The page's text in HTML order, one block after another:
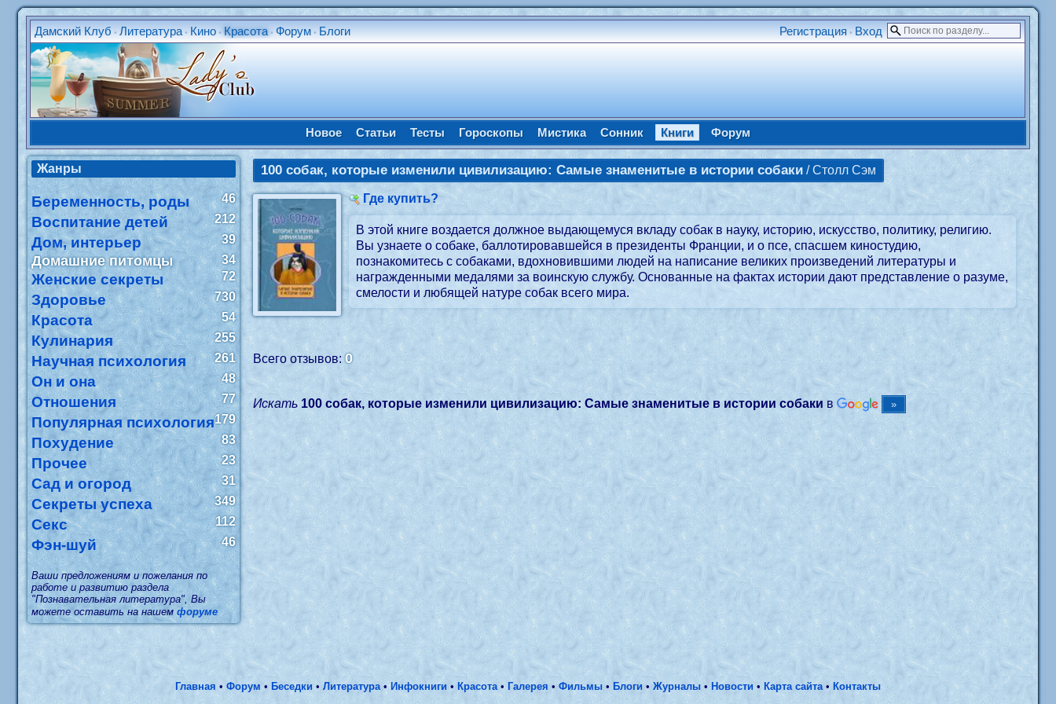
Дамский Клуб •Литература • Кино •Красота •Форум • Блоги Регистрация • Вход
Новое Статьи Тесты Гороскопы Мистика Сонник Книги Форум
Жанры
Беременность, роды 46
Воспитание детей 212
Дом, интерьер 39
Домашние питомцы 34
Женские секреты 72
Здоровье 730
Красота 54
Кулинария 255
Научная психология 261
Он и она 48
Отношения 77
Популярная психология179
Похудение 83
Прочее 23
Сад и огород 31
Секреты успеха 349
Секс 112
Фэн-шуй 46
Ваши предложениям и пожелания по
работе и развитию раздела
"Познавательная литература", Вы
можете оставить на нашемфоруме
100 собак, которые изменили цивилизацию: Самые знаменитые в истории собаки / Столл Сэм
Где купить?
В этой книге воздается должное выдающемуся вкладу собак в науку, историю, искусство, политику, религию.
Вы узнаете о собаке, баллотировавшейся в президенты Франции, и о псе, спасшем киностудию,
познакомитесь с собаками, вдохновившими людей на написание великих произведений литературы и
награжденными медалями за воинскую службу. Основанные на фактах истории дают представление о разуме,
смелости и любящей натуре собак всего мира.
Всего отзывов:0
Искать 100 собак, которые изменили цивилизацию: Самые знаменитые в истории собаки в
Главная • Форум • Беседки•Литература• Инфокниги• Красота• Галерея •Фильмы• Блоги•Журналы• Новости • Карта сайта• Контакты